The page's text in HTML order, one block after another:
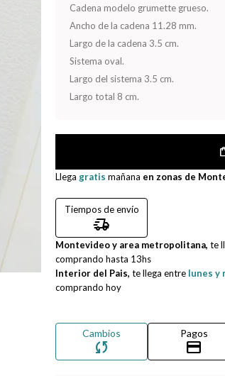
Cadena modelo grumette grueso.
Ancho de la cadena 11.28 mm.
Largo de la cadena 3.5 cm.
Sistema oval.
Largo del sistema 3.5 cm.
Largo total 8 cm.
Llega gratis mañana en zonas de
Tiempos de envío
delivery_truck_speed
Montevideo y area metropolitana, te
comprando hasta 13hs
Interior del Pais, te llega entre lunes y
comprando hoy
Cambios
sync
Pagos
credit_card